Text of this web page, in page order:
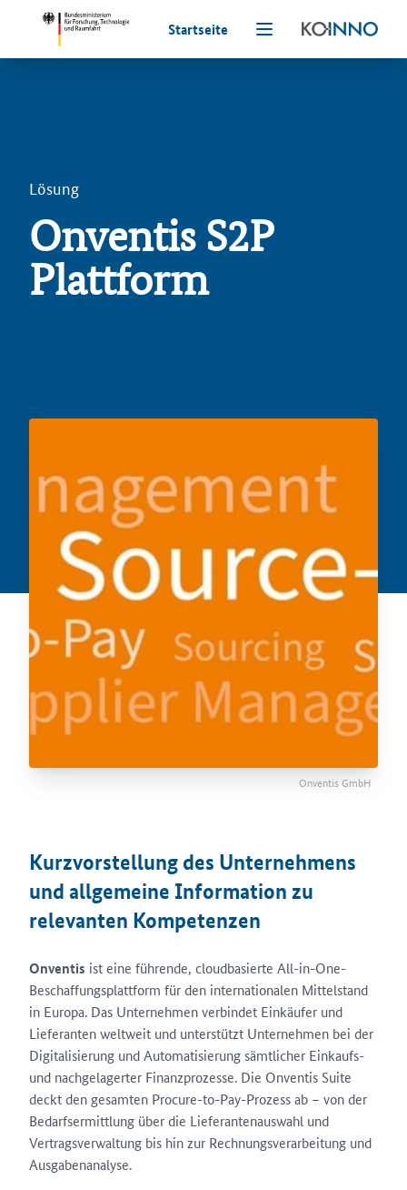
Startseite
Lösung
Onventis S2P
Plattform
Onventis GmbH
Kurzvorstellung des Unternehmens
und allgemeine Information zu
relevanten Kompetenzen
Onventis ist eine führende, cloudbasierte All-in-One-
Beschaffungsplattform für den internationalen Mittelstand
in Europa. Das Unternehmen verbindet Einkäufer und
Lieferanten weltweit und unterstützt Unternehmen bei der
Digitalisierung und Automatisierung sämtlicher Einkaufs-
und nachgelagerter Finanzprozesse. Die Onventis Suite
deckt den gesamten Procure-to-Pay-Prozess ab – von der
Bedarfsermittlung über die Lieferantenauswahl und
Vertragsverwaltung bis hin zur Rechnungsverarbeitung und
Ausgabenanalyse.